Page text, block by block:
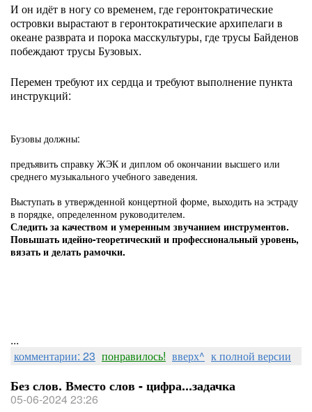
И он идёт в ногу со временем, где геронтократические
островки вырастают в геронтократические архипелаги в
океане разврата и порока масскультуры, где трусы Байденов
побеждают трусы Бузовых.
Перемен требуют их сердца и требуют выполнение пункта
инструкций:
Бузовы должны:
предъявить справку ЖЭК и диплом об окончании высшего или
среднего музыкального учебного заведения.
Выступать в утвержденной концертной форме, выходить на эстраду
в порядке, определенном руководителем.
Следить за качеством и умеренным звучанием инструментов.
Повышать идейно-теоретический и профессиональный уровень,
вязать и делать рамочки.
...
комментарии: 23 понравилось! вверх^ к полной версии
Без слов. Вместо слов - цифра...задачка
05-06-2024 23:26